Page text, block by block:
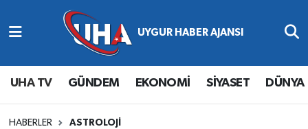
UHA TV GÜNDEM EKONOMİ SİYASET DÜNYA
HABERLER ASTROLOJİ
Abone Ol
Gündem
Ekonomi
Nöbetçi Eczaneler
Hava Durumu
Namaz Vakitleri